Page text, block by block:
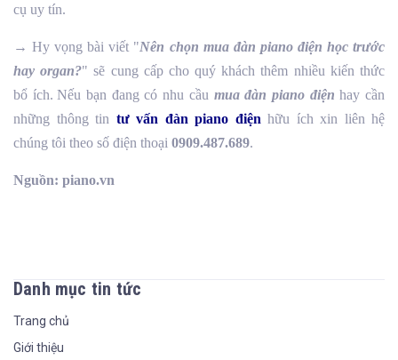
cụ uy tín.
→ Hy vọng bài viết "Nên chọn mua đàn piano điện học trước
hay organ?" sẽ cung cấp cho quý khách thêm nhiều kiến thức
bổ ích. Nếu bạn đang có nhu cầu mua đàn piano điện hay cần
những thông tin tư vấn đàn piano điện hữu ích xin liên hệ
chúng tôi theo số điện thoại 0909.487.689.
Nguồn: piano.vn
Danh mục tin tức
Trang chủ
Giới thiệu